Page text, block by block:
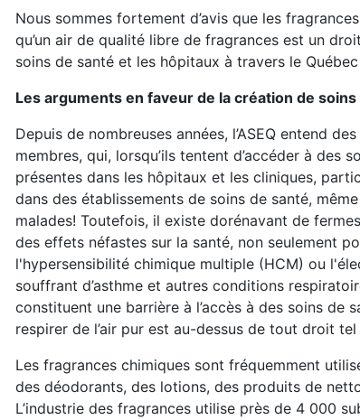
Nous sommes fortement d’avis que les
qu’un air de qualité libre de fragrances est un
soins de santé et les hôpitaux à travers le
Les arguments en faveur de la création de
Depuis de nombreuses années, l’ASEQ entend
membres, qui, lorsqu’ils tentent d’accéder à des
présentes dans les hôpitaux et les cliniques,
dans des établissements de soins de santé,
malades! Toutefois, il existe dorénavant de
des effets néfastes sur la santé, non seulement
l'hypersensibilité chimique multiple (HCM) ou
souffrant d’asthme et autres conditions
constituent une barrière à l’accès à des soins de
respirer de l’air pur est au-dessus de tout droit
Les fragrances chimiques sont fréquemment
des déodorants, des lotions, des produits de
L’industrie des fragrances utilise près de 4 000